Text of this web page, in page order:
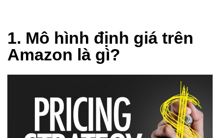
1. Mô hình định giá trên
Amazon là gì?